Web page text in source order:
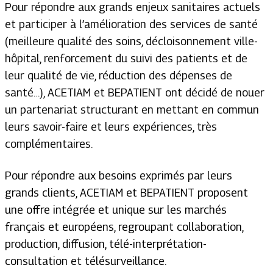
Pour répondre aux grands enjeux sanitaires actuels
et participer à l’amélioration des services de santé
(meilleure qualité des soins, décloisonnement ville-
hôpital, renforcement du suivi des patients et de
leur qualité de vie, réduction des dépenses de
santé…), ACETIAM et BEPATIENT ont décidé de nouer
un partenariat structurant en mettant en commun
leurs savoir-faire et leurs expériences, très
complémentaires.
Pour répondre aux besoins exprimés par leurs
grands clients, ACETIAM et BEPATIENT proposent
une offre intégrée et unique sur les marchés
français et européens, regroupant collaboration,
production, diffusion, télé-interprétation-
consultation et télésurveillance.